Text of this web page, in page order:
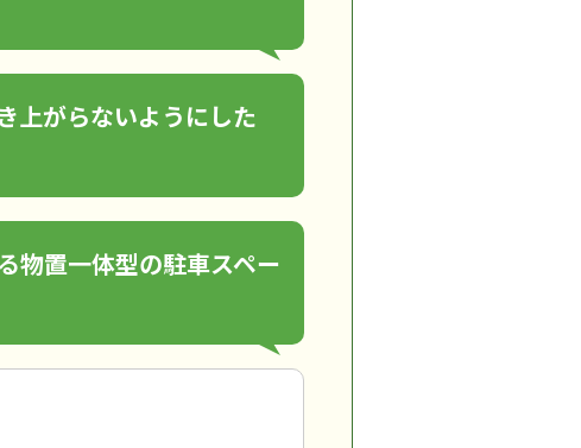
上がらないようにした
物置一体型の駐車スペー